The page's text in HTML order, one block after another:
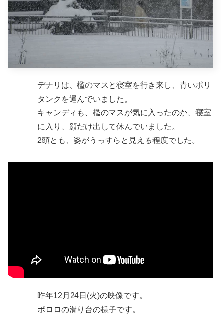
デナリは、檻のマスと寝室を行き来し、青いポリ
タンクを運んでいました。
キャンディも、檻のマスが気に入ったのか、寝室
に入り、顔だけ出して休んでいました。
2頭とも、姿がうっすらと見える程度でした。
昨年12月24日(火)の映像です。
ポロロの滑り台の様子です。